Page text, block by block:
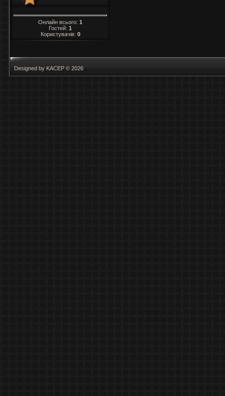
Онлайн всього: 1
Гостей: 1
Користувачів: 0
Designed by KACEP © 2026